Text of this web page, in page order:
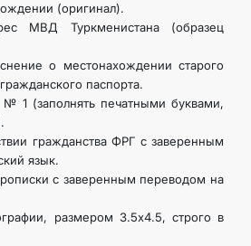
ДАННЫЕ
(оригинал).
МВД Туркменистана (образец
о местонахождении старого
паспорта.
1 (заполнять печатными буквами,
гражданства ФРГ с заверенным
язык.
с заверенным переводом на
размером 3.5х4.5, строго в